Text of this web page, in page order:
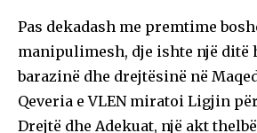
Pas dekadash me premtime
manipulimesh, dje ishte një
barazinë dhe drejtësinë në
Qeveria e VLEN miratoi Ligjin
Drejtë dhe Adekuat, një akt